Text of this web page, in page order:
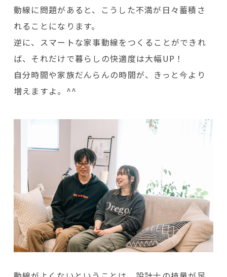
動線に問題があると、こうした不満が日々蓄積さ
れることになります。
逆に、スマートな家事動線をつくることができれ
ば、それだけで暮らしの快適度は大幅UP！
自分時間や家族だんらんの時間が、きっと今より
増えますよ。^^